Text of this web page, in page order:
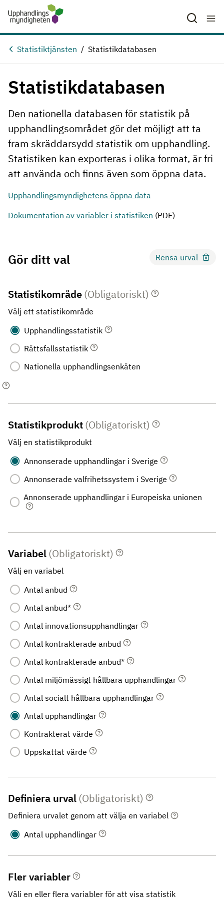
Hoppa till huvudinnehåll
Statistiktjänsten Statistikdatabasen
Statistikdatabasen
Den nationella databasen för statistik på
upphandlingsområdet gör det möjligt att ta
fram skräddarsydd statistik om upphandling.
Statistiken kan exporteras i olika format, är fri
att använda och finns även som öppna data.
Upphandlingsmyndighetens öppna data
Dokumentation av variabler i statistiken (PDF)
Gör ditt val Rensa urval
Statistikområde(Obligatoriskt)
Välj ett statistikområde
Upphandlingsstatistik
Rättsfallsstatistik
Nationella upphandlingsenkäten
Statistikprodukt(Obligatoriskt)
Välj en statistikprodukt
Annonserade upphandlingar i Sverige
Annonserade valfrihetssystem i Sverige
Annonserade upphandlingar i Europeiska unionen
Variabel(Obligatoriskt)
Välj en variabel
Antal anbud
Antal anbud*
Antal innovationsupphandlingar
Antal kontrakterade anbud
Antal kontrakterade anbud*
Antal miljömässigt hållbara upphandlingar
Antal socialt hållbara upphandlingar
Antal upphandlingar
Kontrakterat värde
Uppskattat värde
Definiera urval(Obligatoriskt)
Definiera urvalet genom att välja en variabel
Antal upphandlingar
Fler variabler
Välj en eller flera variabler för att visa statistik